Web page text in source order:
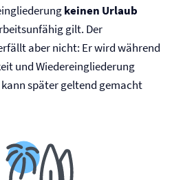
keinen Urlaub
gilt. Der
aber nicht: Er wird während
und Wiedereingliederung
später geltend gemacht